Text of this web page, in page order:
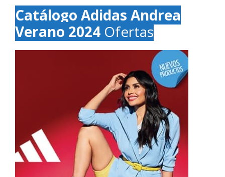
Catálogo Adidas Andrea
Verano 2024 Ofertas